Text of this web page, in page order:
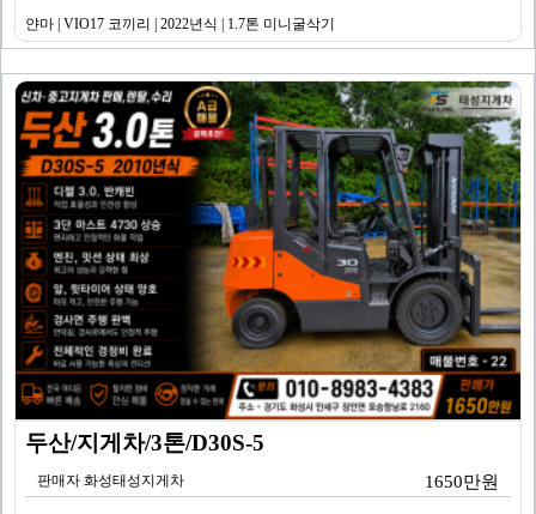
얀마 | VIO17 코끼리 | 2022년식 | 1.7톤 미니굴삭기
두산/지게차/3톤/D30S-5
판매자 화성태성지게차 1650만원